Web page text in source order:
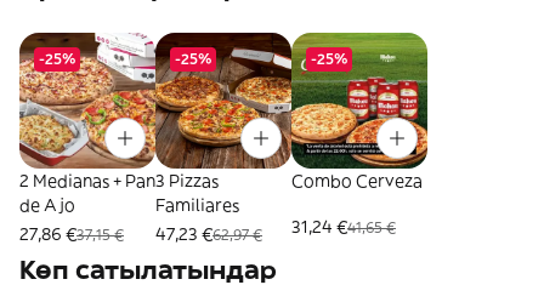
-25%
2 Medianas + Pan
de Ajo
27,86 €37,15 €
-25%
3 Pizzas
Familiares
47,23 €62,97 €
-25%
Combo Cerveza
31,24 €41,65 €
Көп сатылатындар